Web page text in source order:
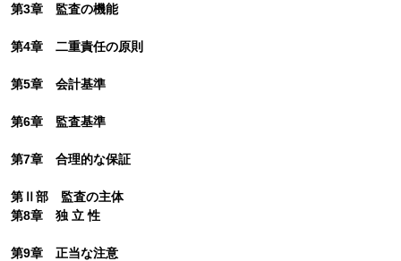
第3章 監査の機能
第4章 二重責任の原則
第5章 会計基準
第6章 監査基準
第7章 合理的な保証
第Ⅱ部 監査の主体
第8章 独 立 性
第9章 正当な注意